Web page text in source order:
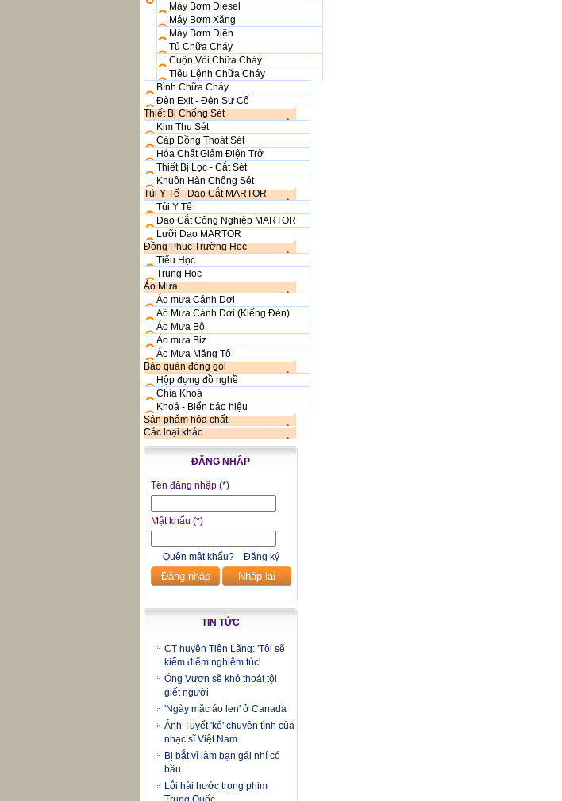
Máy Bơm Diesel
Máy Bơm Xăng
Máy Bơm Điện
Tủ Chữa Cháy
Cuộn Vòi Chữa Cháy
Tiêu Lệnh Chữa Cháy
Bình Chữa Cháy
Đèn Exit - Đèn Sự Cố
Thiết Bị Chống Sét
Kim Thu Sét
Cáp Đồng Thoát Sét
Hóa Chất Giảm Điện Trở
Thiết Bị Lọc - Cắt Sét
Khuôn Hàn Chống Sét
Túi Y Tế - Dao Cắt MARTOR
Túi Y Tế
Dao Cắt Công Nghiệp MARTOR
Lưỡi Dao MARTOR
Đồng Phục Trường Học
Tiểu Học
Trung Học
Áo Mưa
Áo mưa Cánh Dơi
Aó Mưa Cánh Dơi (Kiếng Đèn)
Áo Mưa Bộ
Áo mưa Biz
Áo Mưa Măng Tô
Bảo quản đóng gói
Hộp đựng đồ nghề
Chìa Khoá
Khoá - Biển báo hiệu
Sản phẩm hóa chất
Các loại khác
ĐĂNG NHẬP
Tên đăng nhập (*)
Mật khẩu (*)
Quên mật khẩu? Đăng ký
Đăng nhập Nhập lại
TIN TỨC
CT huyện Tiên Lãng: 'Tôi sẽ
kiểm điểm nghiêm túc'
Ông Vươn sẽ khó thoát tội
giết người
'Ngày mặc áo len' ở Canada
Ánh Tuyết 'kể' chuyện tình của
nhạc sĩ Việt Nam
Bị bắt vì làm bạn gái nhí có
bầu
Lỗi hài hước trong phim